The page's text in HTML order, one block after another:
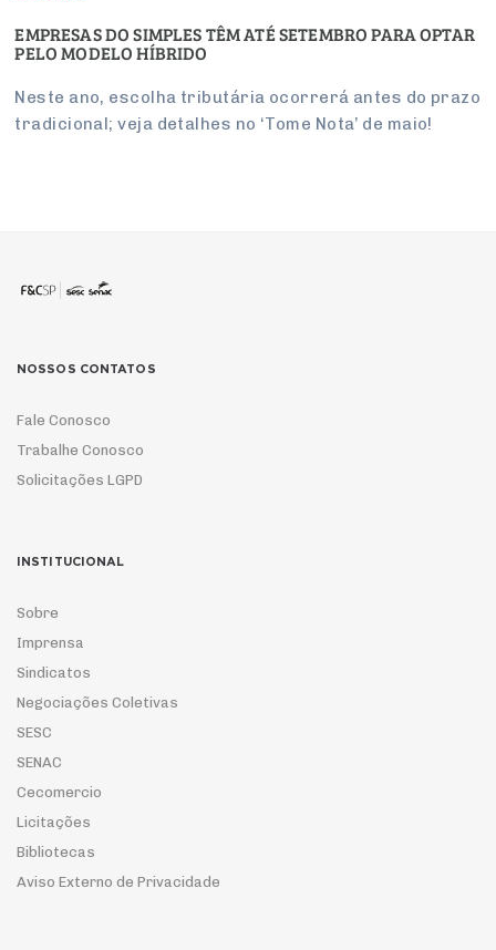
EMPRESAS DO SIMPLES TÊM ATÉ SETEMBRO PARA OPTAR
PELO MODELO HÍBRIDO
Neste ano, escolha tributária ocorrerá antes do prazo
tradicional; veja detalhes no ‘Tome Nota’ de maio!
NOSSOS CONTATOS
Fale Conosco
Trabalhe Conosco
Solicitações LGPD
INSTITUCIONAL
Sobre
Imprensa
Sindicatos
Negociações Coletivas
SESC
SENAC
Cecomercio
Licitações
Bibliotecas
Aviso Externo de Privacidade